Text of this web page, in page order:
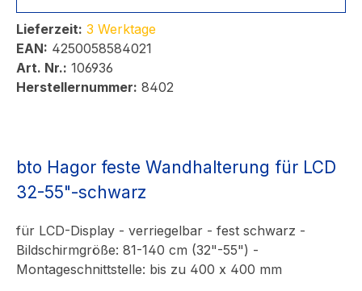
Lieferzeit: 3 Werktage
EAN: 4250058584021
Art. Nr.: 106936
Herstellernummer: 8402
bto Hagor feste Wandhalterung für LCD
32-55"-schwarz
für LCD-Display - verriegelbar - fest schwarz -
Bildschirmgröße: 81-140 cm (32"-55") -
Montageschnittstelle: bis zu 400 x 400 mm